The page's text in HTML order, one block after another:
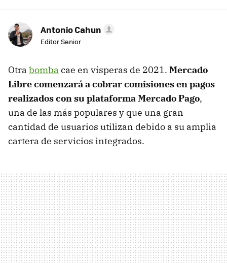
Antonio Cahun
Editor Senior
Otra bomba cae en vísperas de 2021. Mercado
Libre comenzará a cobrar comisiones en pagos
realizados con su plataforma Mercado Pago,
una de las más populares y que una gran
cantidad de usuarios utilizan debido a su amplia
cartera de servicios integrados.